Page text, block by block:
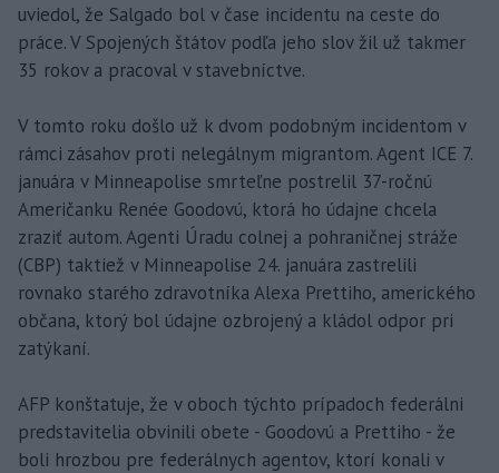
uviedol, že Salgado bol v čase incidentu na ceste do
práce. V Spojených štátov podľa jeho slov žil už takmer
35 rokov a pracoval v stavebníctve.
V tomto roku došlo už k dvom podobným incidentom v
rámci zásahov proti nelegálnym migrantom. Agent ICE 7.
januára v Minneapolise smrteľne postrelil 37-ročnú
Američanku Renée Goodovú, ktorá ho údajne chcela
zraziť autom. Agenti Úradu colnej a pohraničnej stráže
(CBP) taktiež v Minneapolise 24. januára zastrelili
rovnako starého zdravotníka Alexa Prettiho, amerického
občana, ktorý bol údajne ozbrojený a kládol odpor pri
zatýkaní.
AFP konštatuje, že v oboch týchto prípadoch federálni
predstavitelia obvinili obete - Goodovú a Prettiho - že
boli hrozbou pre federálnych agentov, ktorí konali v